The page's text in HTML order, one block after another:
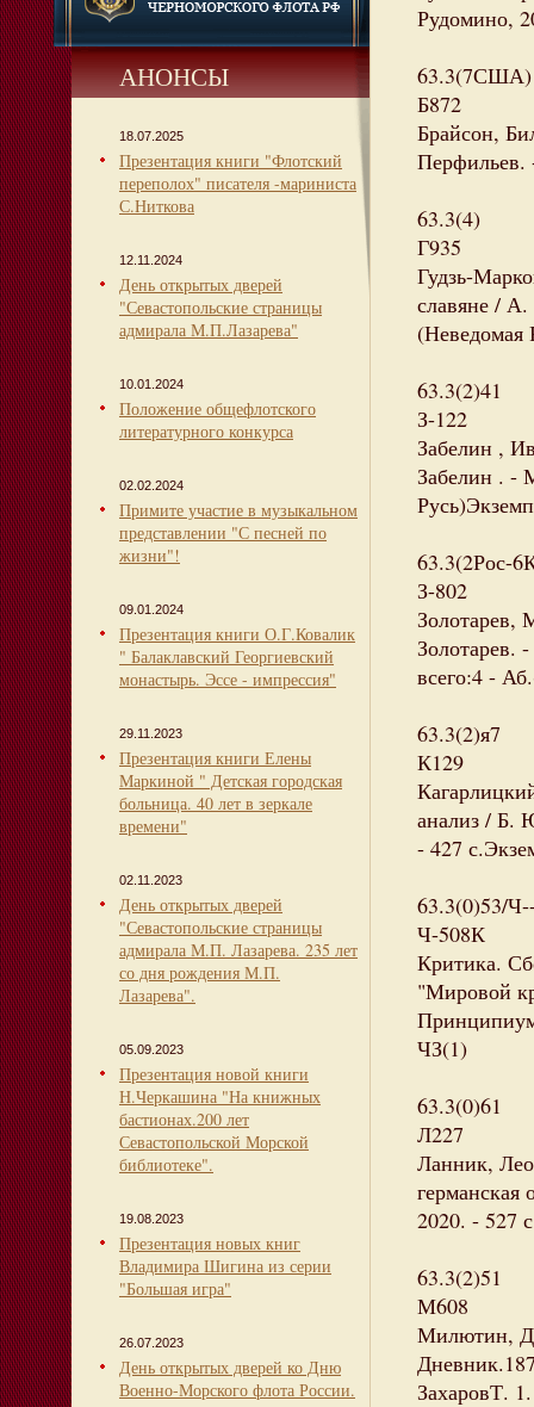
АНОНСЫ
18.07.2025
Презентация книги "Флотский
переполох" писателя -мариниста
С.Ниткова
12.11.2024
День открытых дверей
"Севастопольские страницы
адмирала М.П.Лазарева"
10.01.2024
Положение общефлотского
литературного конкурса
02.02.2024
Примите участие в музыкальном
представлении "С песней по
жизни"!
09.01.2024
Презентация книги О.Г.Ковалик
" Балаклавский Георгиевский
монастырь. Эссе - импрессия"
29.11.2023
Презентация книги Елены
Маркиной " Детская городская
больница. 40 лет в зеркале
времени"
02.11.2023
День открытых дверей
"Севастопольские страницы
адмирала М.П. Лазарева. 235 лет
со дня рождения М.П.
Лазарева".
05.09.2023
Презентация новой книги
Н.Черкашина "На книжных
бастионах.200 лет
Севастопольской Морской
библиотеке".
19.08.2023
Презентация новых книг
Владимира Шигина из серии
"Большая игра"
26.07.2023
День открытых дверей ко Дню
Военно-Морского флота России.
Рудомино,
63.3(7США)
Б872
Брайсон,
63.3(4)
Г935
Гудзь-
славяне /
(Неведомая
63.3(2)41
З-122
Забелин ,
Забелин . -
63.3(2Рос-
З-802
Золотарев,
Золотарев.
всего:4 -
63.3(2)я7
К129
анализ / Б.
- 427
63.3(0)53/
Ч-508К
Критика.
"Мировой
ЧЗ(1)
63.3(0)61
Л227
Ланник,
2020. - 527
63.3(2)51
М608
Милютин,
ЗахаровТ.